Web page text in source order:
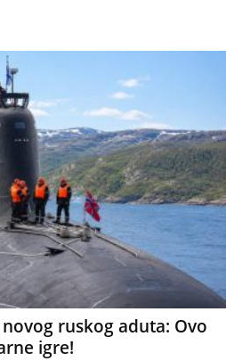
ruskog aduta: Ovo
igre!